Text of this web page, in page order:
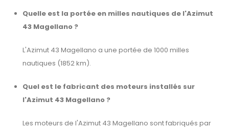
Quelle est la portée en milles nautiques de l'Azimut
43 Magellano ?
L'Azimut 43 Magellano a une portée de 1000 milles
nautiques (1852 km).
Quel est le fabricant des moteurs installés sur
l'Azimut 43 Magellano ?
Les moteurs de l'Azimut 43 Magellano sont fabriqués par